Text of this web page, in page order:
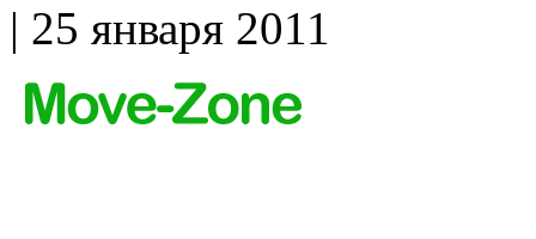
| 25 января 2011